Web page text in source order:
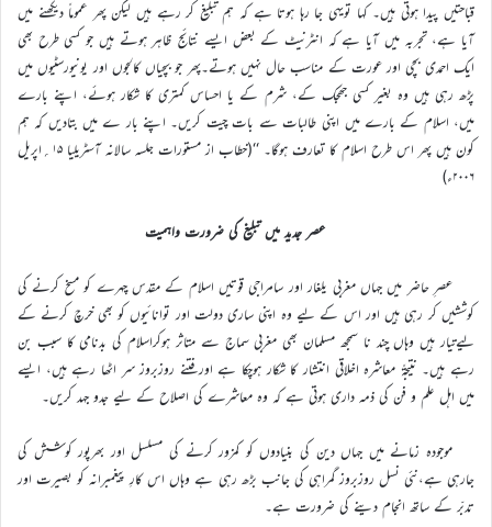
قباحتیں پیدا ہوتی ہیں۔ کہا تویہی جا رہا ہوتا ہے کہ ہم تبلیغ کر رہے ہیں لیکن پھر عموماً دیکھنے میں
آیا ہے، تجربہ میں آیا ہے کہ انٹرنیٹ کے بعض ایسے نتائج ظاہر ہوتے ہیں جو کسی طرح بھی
ایک احمدی بچی اور عورت کے مناسب حال نہیں ہوتے۔پھر جو بچیاں کالجوں اور یونیورسٹیوں میں
پڑھ رہی ہیں وہ بغیر کسی جھجک کے، شرم کے یا احساس کمتری کا شکار ہوئے، اپنے بارے
میں، اسلام کے بارے میں اپنی طالبات سے بات چیت کریں۔ اپنے بار ے میں بتادیں کہ ہم
کون ہیں پھر اس طرح اسلام کا تعارف ہوگا۔ ‘‘(خطاب از مستورات جلسہ سالانہ آسٹریلیا ۱۵؍اپریل
۲۰۰۶ء)
عصر جدید میں تبلیغ کی ضرورت واہمیت
عصرِ حاضر میں جہاں مغربی یلغار اور سامراجی قوتیں اسلام کے مقدس چہرے کو مسخ کرنے کی
کوششیں کر رہی ہیں اور اس کے لیے وہ اپنی ساری دولت اور توانائیوں کو بھی خرچ کرنے کے
لیےتیار ہیں وہاں چند نا سمجھ مسلمان بھی مغربی سماج سے متاثر ہوکراسلام کی بدنامی کا سبب بن
رہے ہیں۔ نتیجۃً معاشرہ اخلاقی انتشار کا شکار ہوچکا ہے اورفتنے روزبروز سر اٹھا رہے ہیں، ایسے
میں اہل علم و فن کی ذمہ داری ہوتی ہے کہ وہ معاشرے کی اصلاح کے لیے جدو جہد کریں۔
موجودہ زمانے میں جہاں دین کی بنیادوں کو کمزور کرنے کی مسلسل اور بھرپور کوشش کی
جارہی ہے،نئی نسل روزبروز گمراہی کی جانب بڑھ رہی ہے وہاں اس کارِ پیغمبرانه کو بصیرت اور
تدبّر کے ساتھ انجام دینے کی ضرورت ہے۔